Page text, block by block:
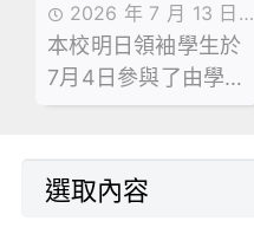
劃 — 長者探訪日
2026 年 7 月 13 日
活動花絮
本校明日領袖學生於
7月4日參與了由學友
社舉辦的「V-Star
日」。活動於明愛天
悅長者中心順利舉